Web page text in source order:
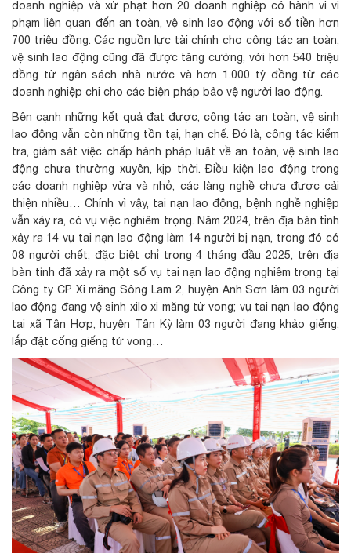
doanh nghiệp và xử phạt hơn 20 doanh nghiệp có hành vi vi
phạm liên quan đến an toàn, vệ sinh lao động với số tiền hơn
700 triệu đồng. Các nguồn lực tài chính cho công tác an toàn,
vệ sinh lao động cũng đã được tăng cường, với hơn 540 triệu
đồng từ ngân sách nhà nước và hơn 1.000 tỷ đồng từ các
doanh nghiệp chi cho các biện pháp bảo vệ người lao động.
Bên cạnh những kết quả đạt được, công tác an toàn, vệ sinh
lao động vẫn còn những tồn tại, hạn chế. Đó là, công tác kiểm
tra, giám sát việc chấp hành pháp luật về an toàn, vệ sinh lao
động chưa thường xuyên, kịp thời. Điều kiện lao động trong
các doanh nghiệp vừa và nhỏ, các làng nghề chưa được cải
thiện nhiều… Chính vì vậy, tai nạn lao động, bệnh nghề nghiệp
vẫn xảy ra, có vụ việc nghiêm trọng. Năm 2024, trên địa bàn tỉnh
xảy ra 14 vụ tai nạn lao động làm 14 người bị nạn, trong đó có
08 người chết; đặc biệt chỉ trong 4 tháng đầu 2025, trên địa
bàn tỉnh đã xảy ra một số vụ tai nạn lao động nghiêm trọng tại
Công ty CP Xi măng Sông Lam 2, huyện Anh Sơn làm 03 người
lao động đang vệ sinh xilo xi măng tử vong; vụ tai nạn lao động
tại xã Tân Hợp, huyện Tân Kỳ làm 03 người đang khảo giếng,
lắp đặt cống giếng tử vong…